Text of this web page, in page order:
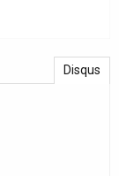
Disqus